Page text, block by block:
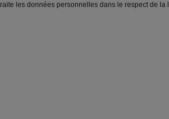
les données personnelles dans le respect de